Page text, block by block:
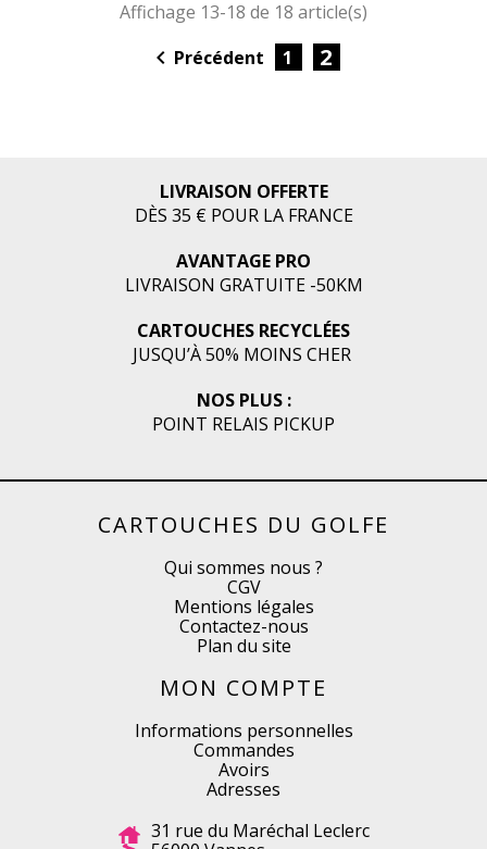
Affichage 13-18 de 18 article(s)
 Précédent 1 2
LIVRAISON OFFERTE
DÈS 35 € POUR LA FRANCE
AVANTAGE PRO
LIVRAISON GRATUITE -50KM
CARTOUCHES RECYCLÉES
JUSQU’À 50% MOINS CHER
NOS PLUS :
POINT RELAIS PICKUP
CARTOUCHES DU GOLFE
Qui sommes nous ?
CGV
Mentions légales
Contactez-nous
Plan du site
MON COMPTE
Informations personnelles
Commandes
Avoirs
Adresses
31 rue du Maréchal Leclerc